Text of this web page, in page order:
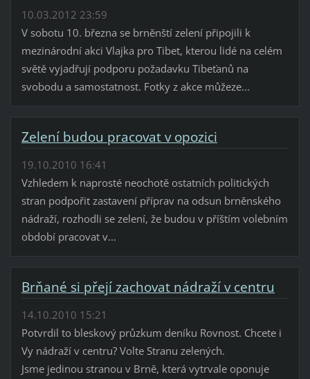
10.03.2012 23:59
V sobotu 10. března se brněnští zelení připojili k
mezinárodní akci Vlajka pro Tibet, kterou lidé na celém
světě vyjadřují podporu požadavku Tibeťanů na
svobodu a samostatnost. Fotky z akce můžeze...
Zelení budou pracovat v opozici
19.10.2010 16:41
Vzhledem k naprosté neochotě ostatních politických
stran podpořit zastavení příprav na odsun brněnského
nádraží, rozhodli se zelení, že budou v příštím volebním
období pracovat v...
Brňané si přejí zachovat nádraží v centru
14.10.2010 15:21
Potvrdil to bleskový průzkum deníku Rovnost. Chcete i
Vy nádraží v centru? Volte Stranu zelených.
Jsme jedinou stranou v Brně, která vytrvale oponuje